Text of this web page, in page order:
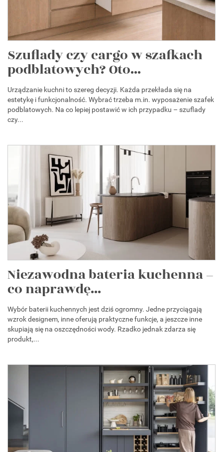
Szuflady czy cargo w szafkach
podblatowych? Oto...
Urządzanie kuchni to szereg decyzji. Każda przekłada się na
estetykę i funkcjonalność. Wybrać trzeba m.in. wyposażenie szafek
podblatowych. Na co lepiej postawić w ich przypadku – szuflady
czy...
Niezawodna bateria kuchenna –
co naprawdę...
Wybór baterii kuchennych jest dziś ogromny. Jedne przyciągają
wzrok designem, inne oferują praktyczne funkcje, a jeszcze inne
skupiają się na oszczędności wody. Rzadko jednak zdarza się
produkt,...